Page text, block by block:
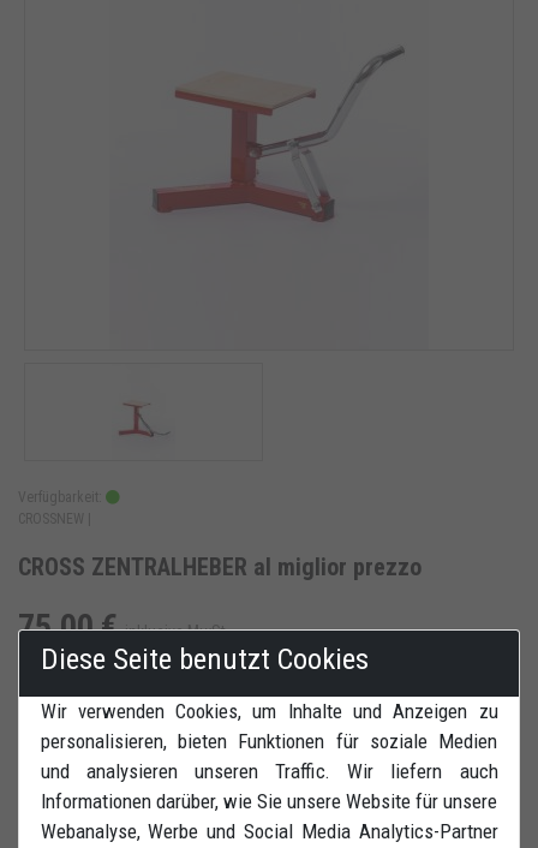
Verfügbarkeit:
CROSSNEW |
CROSS ZENTRALHEBER al miglior prezzo
75,00 €inklusive MwSt
IN DEN WARENKORB ZUR WUNSCHLISTE HINZUFÜGEN
BEWERTUNGEN DRUCK
Diese Seite benutzt Cookies
Wir verwenden Cookies, um Inhalte und Anzeigen zu
personalisieren, bieten Funktionen für soziale Medien
und analysieren unseren Traffic. Wir liefern auch
Informationen darüber, wie Sie unsere Website für unsere
Webanalyse, Werbe und Social Media Analytics-Partner